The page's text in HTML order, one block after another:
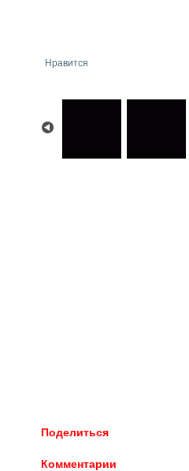
Нравится
Поделиться
Комментарии